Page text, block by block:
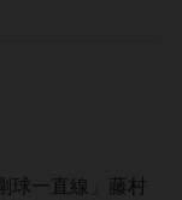
球一直線」藤村